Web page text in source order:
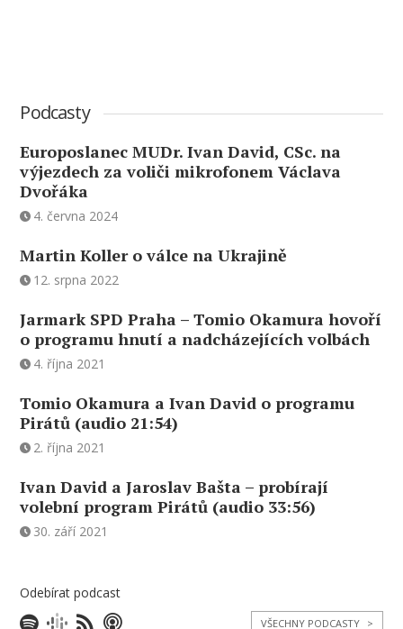
Podcasty
Europoslanec MUDr. Ivan David, CSc. na
výjezdech za voliči mikrofonem Václava
Dvořáka
4. června 2024
Martin Koller o válce na Ukrajině
12. srpna 2022
Jarmark SPD Praha – Tomio Okamura hovoří
o programu hnutí a nadcházejících volbách
4. října 2021
Tomio Okamura a Ivan David o programu
Pirátů (audio 21:54)
2. října 2021
Ivan David a Jaroslav Bašta – probírají
volební program Pirátů (audio 33:56)
30. září 2021
Odebírat podcast
VŠECHNY PODCASTY >